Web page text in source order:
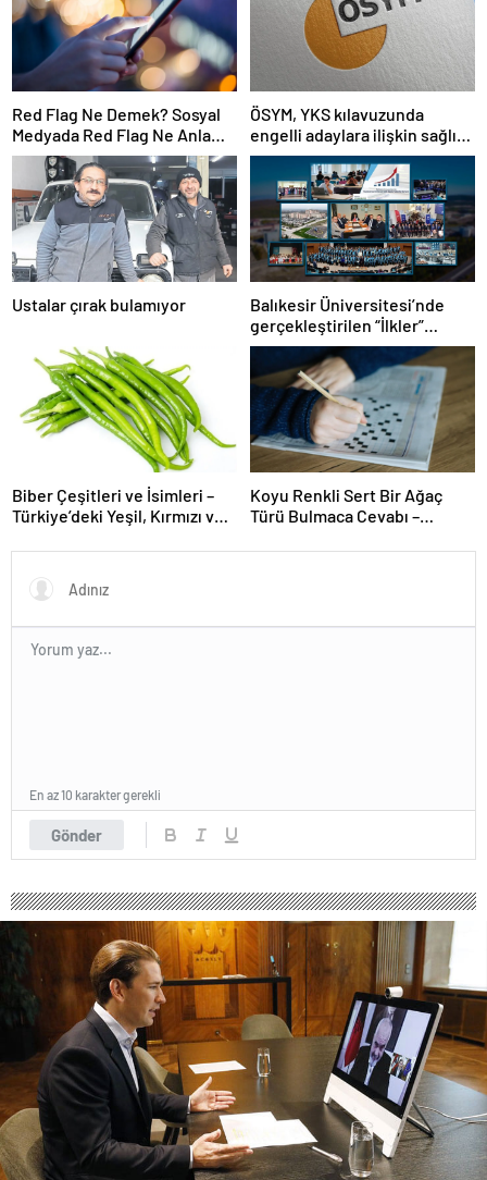
Red Flag Ne Demek? Sosyal
Medyada Red Flag Ne Anlama
Gelir?
ÖSYM, YKS kılavuzunda
engelli adaylara ilişkin sağlık
şartlarını güncelledi
Ustalar çırak bulamıyor
Balıkesir Üniversitesi’nde
gerçekleştirilen “İlkler”
üniversitenin geleceğini
şekillendiriyor
Biber Çeşitleri ve İsimleri –
Türkiye’deki Yeşil, Kırmızı ve
Koyu Renkli Sert Bir Ağaç
Türü Bulmaca Cevabı –
Bir Ağaç Türü
Gönder
En az 10 karakter gerekli